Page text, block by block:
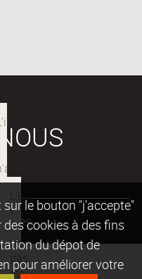
le bouton "j'accepte"
cookies à des fins
du dépot de
pour améliorer votre